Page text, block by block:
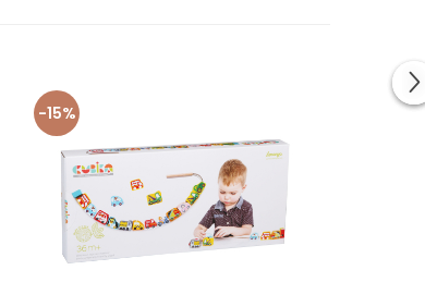
-15%